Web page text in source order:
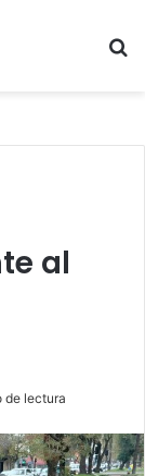
al
de lectura